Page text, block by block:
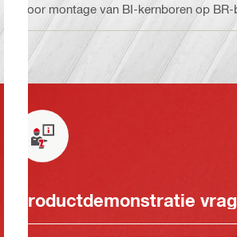
Voor montage van BI-kernboren op
Productdemonstratie